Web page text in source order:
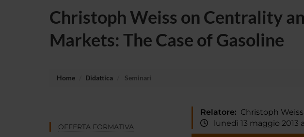
Christoph Weiss on Centrality
Markets: The Case of Gasoline
Home Didattica Seminari
OFFERTA FORMATIVA
Relatore: Christoph
lunedì 13 maggio 2013